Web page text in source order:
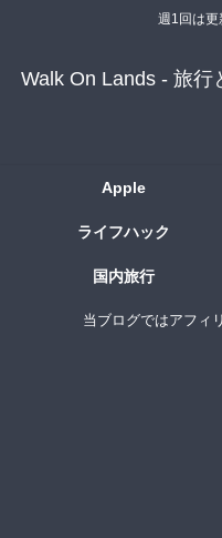
週1回は更
Walk On Lands - 旅行
Apple
ライフハック
国内旅行
当ブログではアフィ